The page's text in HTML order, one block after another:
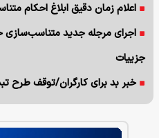
اعلام زمان دقیق ابلاغ احکام
اجرای مرجله جدید متناسب‌سازی
جزییات
خبر بد برای کارگران/توقف طرح